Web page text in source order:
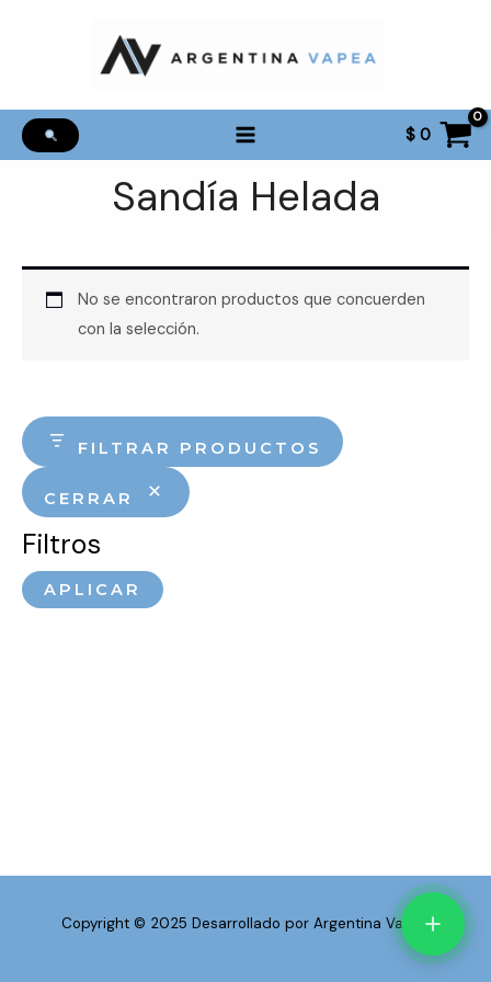
$0
Sandía Helada
FILTRAR PRODUCTOS
CERRAR
Filtros
APLICAR
No se encontraron productos que concuerden
con la selección.
Copyright © 2025 Desarrollado por Argentina Vapea